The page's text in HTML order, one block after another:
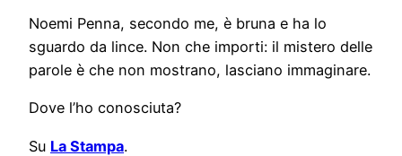
Noemi Penna, secondo me, è bruna e ha lo
sguardo da lince. Non che importi: il mistero delle
parole è che non mostrano, lasciano immaginare.
Dove l’ho conosciuta?
Su La Stampa.